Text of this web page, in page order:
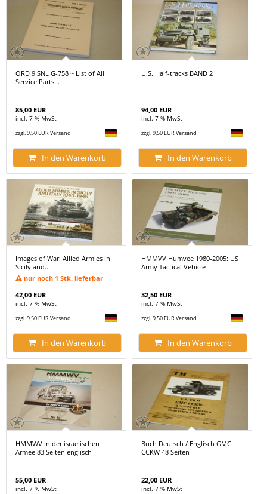
ORD 9 SNL G-758 ~ List of All
Service Parts...
85,00 EUR
incl. 7 % MwSt
zzgl. 9,50 EUR Versand
In den Warenkorb
U.S. Half-tracks BAND 2
94,00 EUR
incl. 7 % MwSt
zzgl. 9,50 EUR Versand
In den Warenkorb
Images of War. Allied Armies in
Sicily and...
nur noch 1 Stk. lieferbar
42,00 EUR
incl. 7 % MwSt
zzgl. 9,50 EUR Versand
In den Warenkorb
HMMVV Humvee 1980-2005: US
Army Tactical Vehicle
32,50 EUR
incl. 7 % MwSt
zzgl. 9,50 EUR Versand
In den Warenkorb
HMMWV in der israelischen
Armee 83 Seiten englisch
55,00 EUR
incl. 7 % MwSt
Buch Deutsch / Englisch GMC
CCKW 48 Seiten
22,00 EUR
incl. 7 % MwSt